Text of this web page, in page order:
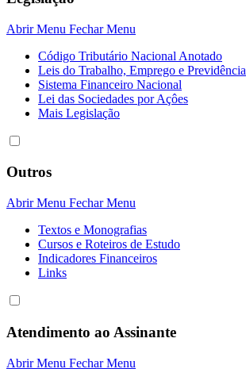
Abrir Menu Fechar Menu
Código Tributário Nacional Anotado
Leis do Trabalho, Emprego e Previdência
Sistema Financeiro Nacional
Lei das Sociedades por Açôes
Mais Legislação
Outros
Abrir Menu Fechar Menu
Textos e Monografias
Cursos e Roteiros de Estudo
Indicadores Financeiros
Links
Atendimento ao Assinante
Abrir Menu Fechar Menu